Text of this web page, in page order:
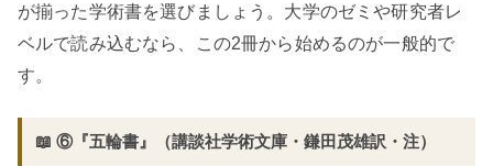
が揃った学術書を選びましょう。大学のゼミや研究者レ
ベルで読み込むなら、この2冊から始めるのが一般的で
す。
📖 ⑥『五輪書』（講談社学術文庫・鎌田茂雄訳・注）